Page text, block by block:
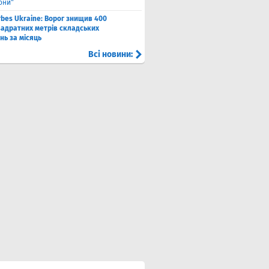
Ukraine: Ворог знищив 400
метрів складських
за місяць
Всі новини: